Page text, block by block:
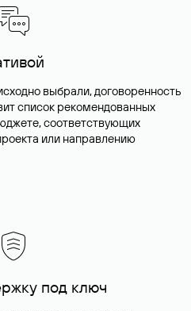
выбрали, договоренность
список рекомендованных
соответствующих
или направлению
под ключ